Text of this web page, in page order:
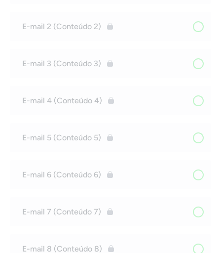
E-mail 2 (Conteúdo 2)
E-mail 3 (Conteúdo 3)
E-mail 4 (Conteúdo 4)
E-mail 5 (Conteúdo 5)
E-mail 6 (Conteúdo 6)
E-mail 7 (Conteúdo 7)
E-mail 8 (Conteúdo 8)